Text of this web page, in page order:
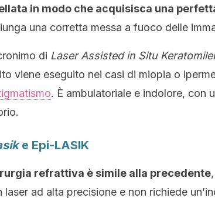
in modo che acquisisca una
una corretta messa a fuoco delle
di Laser Assisted in Situ
viene eseguito nei casi di miopia o
. È ambulatoriale e indolore, con
e Epi-LASIK
refrattiva è simile alla precedente
laser ad alta precisione e non richiede